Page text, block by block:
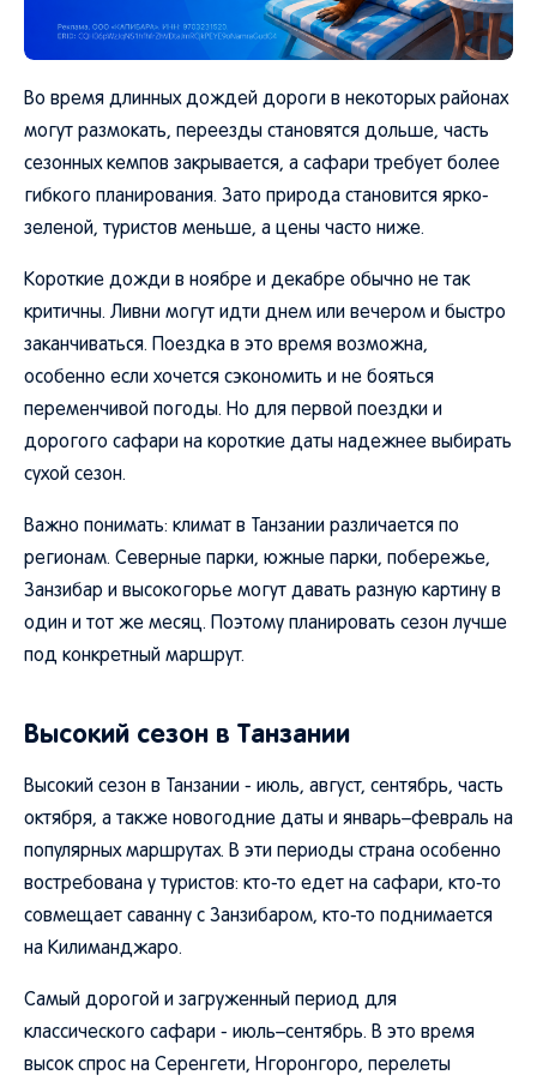
Во время длинных дождей дороги в некоторых районах
могут размокать, переезды становятся дольше, часть
сезонных кемпов закрывается, а сафари требует более
гибкого планирования. Зато природа становится ярко-
зеленой, туристов меньше, а цены часто ниже.
Короткие дожди в ноябре и декабре обычно не так
критичны. Ливни могут идти днем или вечером и быстро
заканчиваться. Поездка в это время возможна,
особенно если хочется сэкономить и не бояться
переменчивой погоды. Но для первой поездки и
дорогого сафари на короткие даты надежнее выбирать
сухой сезон.
Важно понимать: климат в Танзании различается по
регионам. Северные парки, южные парки, побережье,
Занзибар и высокогорье могут давать разную картину в
один и тот же месяц. Поэтому планировать сезон лучше
под конкретный маршрут.
Высокий сезон в Танзании
Высокий сезон в Танзании - июль, август, сентябрь, часть
октября, а также новогодние даты и январь–февраль на
популярных маршрутах. В эти периоды страна особенно
востребована у туристов: кто-то едет на сафари, кто-то
совмещает саванну с Занзибаром, кто-то поднимается
на Килиманджаро.
Самый дорогой и загруженный период для
классического сафари - июль–сентябрь. В это время
высок спрос на Серенгети, Нгоронгоро, перелеты